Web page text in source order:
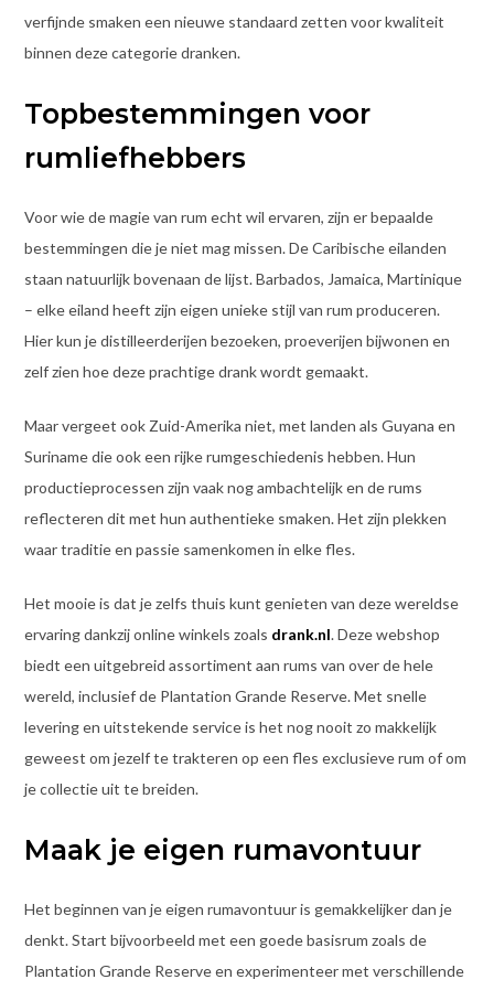
verfijnde smaken een nieuwe standaard zetten voor kwaliteit
binnen deze categorie dranken.
Topbestemmingen voor
rumliefhebbers
Voor wie de magie van rum echt wil ervaren, zijn er bepaalde
bestemmingen die je niet mag missen. De Caribische eilanden
staan natuurlijk bovenaan de lijst. Barbados, Jamaica, Martinique
– elke eiland heeft zijn eigen unieke stijl van rum produceren.
Hier kun je distilleerderijen bezoeken, proeverijen bijwonen en
zelf zien hoe deze prachtige drank wordt gemaakt.
Maar vergeet ook Zuid-Amerika niet, met landen als Guyana en
Suriname die ook een rijke rumgeschiedenis hebben. Hun
productieprocessen zijn vaak nog ambachtelijk en de rums
reflecteren dit met hun authentieke smaken. Het zijn plekken
waar traditie en passie samenkomen in elke fles.
Het mooie is dat je zelfs thuis kunt genieten van deze wereldse
ervaring dankzij online winkels zoals drank.nl. Deze webshop
biedt een uitgebreid assortiment aan rums van over de hele
wereld, inclusief de Plantation Grande Reserve. Met snelle
levering en uitstekende service is het nog nooit zo makkelijk
geweest om jezelf te trakteren op een fles exclusieve rum of om
je collectie uit te breiden.
Maak je eigen rumavontuur
Het beginnen van je eigen rumavontuur is gemakkelijker dan je
denkt. Start bijvoorbeeld met een goede basisrum zoals de
Plantation Grande Reserve en experimenteer met verschillende